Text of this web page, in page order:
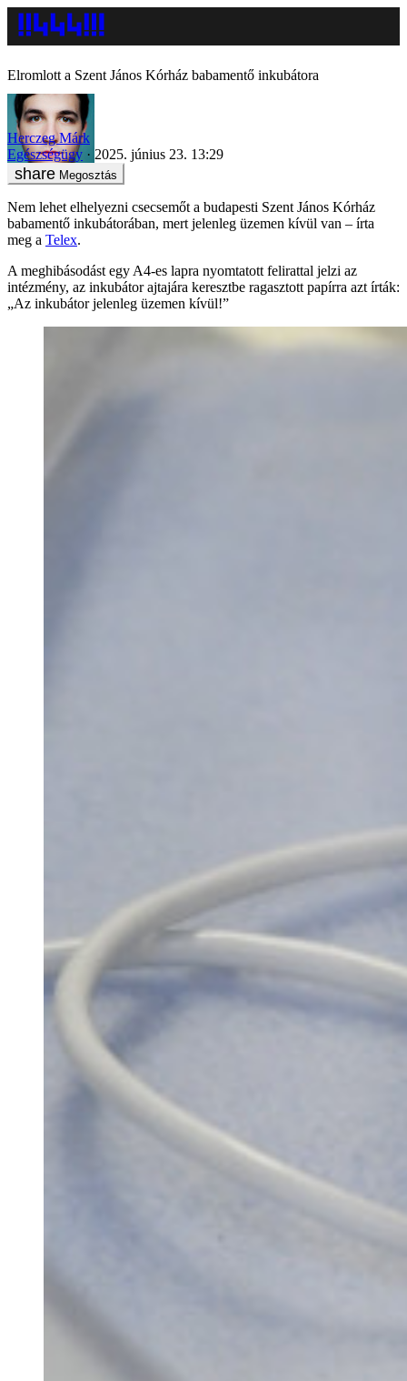
Elromlott a Szent János Kórház babamentő inkubátora
Herczeg Márk
Egészségügy
2025. június 23. 13:29
Megosztás
Nem lehet elhelyezni csecsemőt a budapesti Szent János Kórház
babamentő inkubátorában, mert jelenleg üzemen kívül van – írta
meg a Telex.
A meghibásodást egy A4-es lapra nyomtatott felirattal jelzi az
intézmény, az inkubátor ajtajára keresztbe ragasztott papírra azt írták:
„Az inkubátor jelenleg üzemen kívül!”